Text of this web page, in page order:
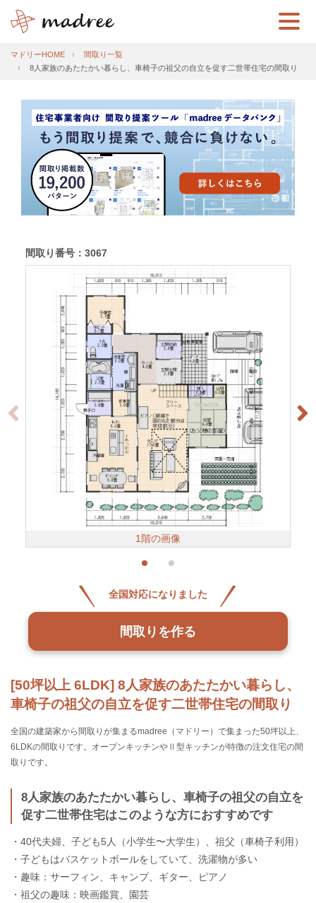
マドリーHOME
間取り一覧
8人家族のあたたかい暮らし、車椅子の祖父の自立を促す二世帯住宅の間取り
[50坪以上 6LDK] 8人家族のあたたかい暮らし、
車椅子の祖父の自立を促す二世帯住宅の間取り
全国の建築家から間取りが集まるmadree（マドリー）で集まった50坪以上、
6LDKの間取りです。オープンキッチンやⅡ型キッチンが特徴の注文住宅の間
取りです。
8人家族のあたたかい暮らし、車椅子の祖父の自立を
促す二世帯住宅はこのような方におすすめです
・40代夫婦、子ども5人（小学生〜大学生）、祖父（車椅子利用）
・子どもはバスケットボールをしていて、洗濯物が多い
・趣味：サーフィン、キャンプ、ギター、ピアノ
・祖父の趣味：映画鑑賞、園芸
間取り番号：3067
1階の画像
全国対応になりました
間取りを作る